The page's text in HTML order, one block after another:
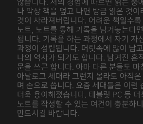
않습니다. 저의 경험에 따르면 읽는 중
나 막상 책을 덮고 나면 방금 읽은 것이
것이 사라져버립니다. 어려운 책일수
노트, 노트를 통해 기록을 남겨놓는다
됩니다. 기록을 하는 과정에서 자기 자
과정이 성립됩니다. 머릿속에 많이 남
나의 역사가 되기도 합니다. 남겨진 흔
문을 쓰곤 합니다. 아마 다른 분들도 마
아날로그 세대라 그런지 몰라도 아직은
며 손으로 씁니다. 요즘 세대들은 이런
더욱 용이해졌습니다. 태블릿 PC 등 더
노트를 작성할 수 있는 여건이 충분하
만드시길 바랍니다.